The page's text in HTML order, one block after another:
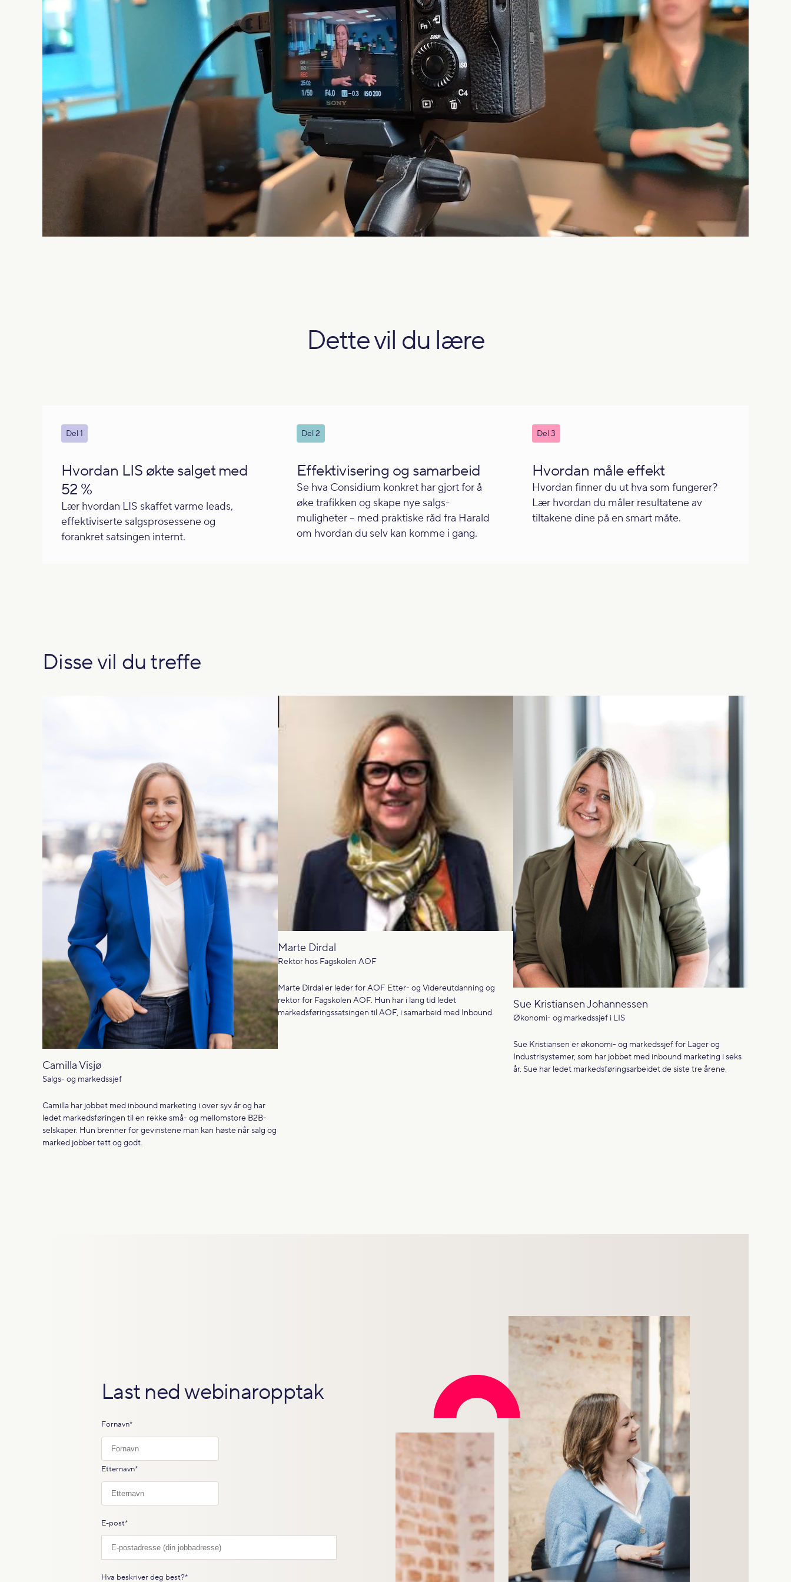
Dette vil du lære
Del 1
Hvordan LIS økte salget med
52 %
Lær hvordan LIS skaffet varme leads,
effektiviserte salgsprosessene og
forankret satsingen internt.
Del 2
Effektivisering og samarbeid
Se hva Considium konkret har gjort for å
øke trafikken og skape nye salgs­
muligheter – med praktiske råd fra Harald
om hvordan du selv kan komme i gang.
Del 3
Hvordan måle effekt
Hvordan finner du ut hva som fungerer?
Lær hvordan du måler resultatene av
tiltakene dine på en smart måte.
Disse vil du treffe
Camilla Visjø
Salgs- og markedssjef
Camilla har jobbet med inbound marketing i over syv år og har
ledet markedsføringen til en rekke små- og mellomstore B2B-
selskaper. Hun brenner for gevinstene man kan høste når salg og
marked jobber tett og godt.
Marte Dirdal
Rektor hos Fagskolen AOF
Marte Dirdal er leder for AOF Etter- og Videreutdanning og
rektor for Fagskolen AOF. Hun har i lang tid ledet
markedsføringssatsingen til AOF, i samarbeid med Inbound.
Sue Kristiansen Johannessen
Økonomi- og markedssjef i LIS
Sue Kristiansen er økonomi- og markedssjef for Lager og
Industrisystemer, som har jobbet med inbound marketing i seks
år. Sue har ledet markedsføringsarbeidet de siste tre årene.
Last ned webinaropptak
Fornavn*
Etternavn*
E-post*
Hva beskriver deg best?*